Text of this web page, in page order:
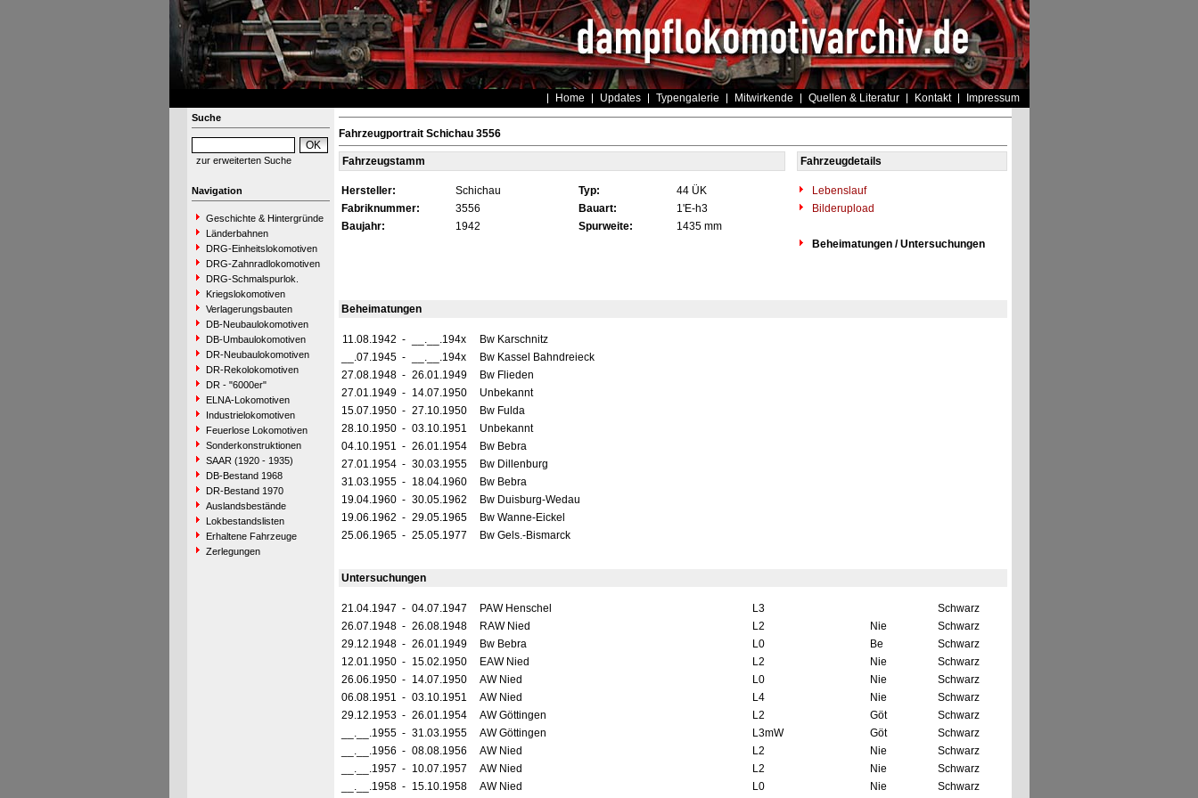
Home Updates Typengalerie Mitwirkende Quellen & Literatur Kontakt Impressum
Suche
zur erweiterten Suche
Navigation
Geschichte & Hintergründe
Länderbahnen
DRG-Einheitslokomotiven
DRG-Zahnradlokomotiven
DRG-Schmalspurlok.
Kriegslokomotiven
Verlagerungsbauten
DB-Neubaulokomotiven
DB-Umbaulokomotiven
DR-Neubaulokomotiven
DR-Rekolokomotiven
DR - "6000er"
ELNA-Lokomotiven
Industrielokomotiven
Feuerlose Lokomotiven
Sonderkonstruktionen
SAAR (1920 - 1935)
DB-Bestand 1968
DR-Bestand 1970
Auslandsbestände
Lokbestandslisten
Erhaltene Fahrzeuge
Zerlegungen
Fahrzeugportrait Schichau 3556
Fahrzeugstamm Fahrzeugdetails
Hersteller: Schichau Typ: 44 ÜK
Lebenslauf
Fabriknummer:
3556 Bauart: 1'E-h3
Bilderupload
Baujahr:
1942 Spurweite:
1435 mm
Beheimatungen / Untersuchungen
Beheimatungen
11.08.1942 - __.__.194x
Bw Karschnitz
__.07.1945 - __.__.194x
Bw Kassel Bahndreieck
27.08.1948 - 26.01.1949
Bw Flieden
27.01.1949 - 14.07.1950
Unbekannt
15.07.1950 - 27.10.1950
Bw Fulda
28.10.1950 - 03.10.1951
Unbekannt
04.10.1951 - 26.01.1954
Bw Bebra
27.01.1954 - 30.03.1955
Bw Dillenburg
31.03.1955 - 18.04.1960
Bw Bebra
19.04.1960 - 30.05.1962
Bw Duisburg-Wedau
19.06.1962 - 29.05.1965
Bw Wanne-Eickel
25.06.1965 - 25.05.1977 Bw Gels.-Bismarck
Untersuchungen
21.04.1947 - 04.07.1947 PAW Henschel L3
Schwarz
26.07.1948 - 26.08.1948 RAW Nied L2 Nie
Schwarz
29.12.1948 - 26.01.1949 Bw Bebra L0 Be
Schwarz
12.01.1950 - 15.02.1950 EAW Nied L2 Nie
Schwarz
26.06.1950 - 14.07.1950 AW Nied L0 Nie
Schwarz
06.08.1951 - 03.10.1951 AW Nied L4 Nie
Schwarz
29.12.1953 - 26.01.1954 AW Göttingen L2 Göt
Schwarz
__.__.1955 - 31.03.1955 AW Göttingen L3mW Göt
Schwarz
__.__.1956 - 08.08.1956 AW Nied L2 Nie
Schwarz
__.__.1957 - 10.07.1957 AW Nied L2 Nie
Schwarz
__.__.1958 - 15.10.1958 AW Nied L0 Nie Schwarz